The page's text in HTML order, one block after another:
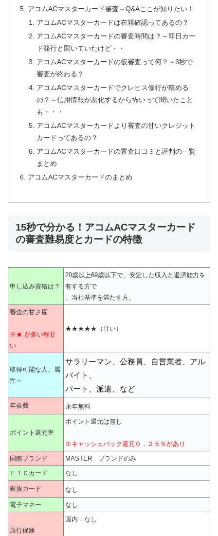
アコムACマスターカード審査～Q&Aここが知りたい！
アコムACマスターカードは在籍確認ってあるの？
アコムACマスターカードの審査時間は？～即日カー
ド発行と聞いていたけど・・
アコムACマスターカードの仮審査って何？～3秒で
審査が終わる？
アコムACマスターカードでクレヒス修行が積める
の？～信用情報が悪化するから怖いって聞いたこと
も・・・
アコムACマスターカードより審査の甘いクレジット
カードってあるの？
アコムACマスターカードの審査口コミと評判の一覧
まとめ
アコムACマスターカードのまとめ
15秒で分かる！アコムACマスターカード
の審査難易度とカードの特徴
申し込み資格は？
20歳以上69歳以下で、安定した収入と返済能力を
有する方で
、当社基準を満たす方。
審査の甘さ度
※★ が多い程甘
い
★★★★★（甘い）
取得可能な人、属
性～
サラリーマン、公務員、自営業者、アル
バイト、
パート、派遣、など
年会費 永年無料
ポイント還元率
ポイント還元は無し
※キャッシュバック還元０．２５％があり
国際ブランド
MASTER ブランドのみ
ＥＴＣカード
なし
家族カード なし
電子マネー なし
旅行保険
国内：なし